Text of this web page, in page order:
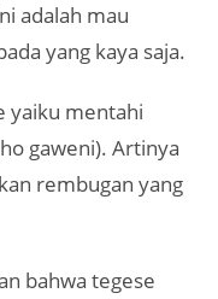
adalah mau
yang kaya saja.
yaiku mentahi
gaweni). Artinya
rembugan yang
bahwa tegese